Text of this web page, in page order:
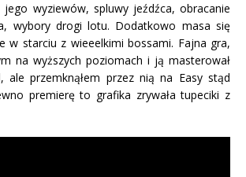
wyziewów, spluwy jeźdźca, obracanie
wybory drogi lotu. Dodatkowo masa się
w starciu z wieeelkimi bossami. Fajna gra,
na wyższych poziomach i ją masterował
ale przemknąłem przez nią na Easy stąd
premierę to grafika zrywała tupeciki z